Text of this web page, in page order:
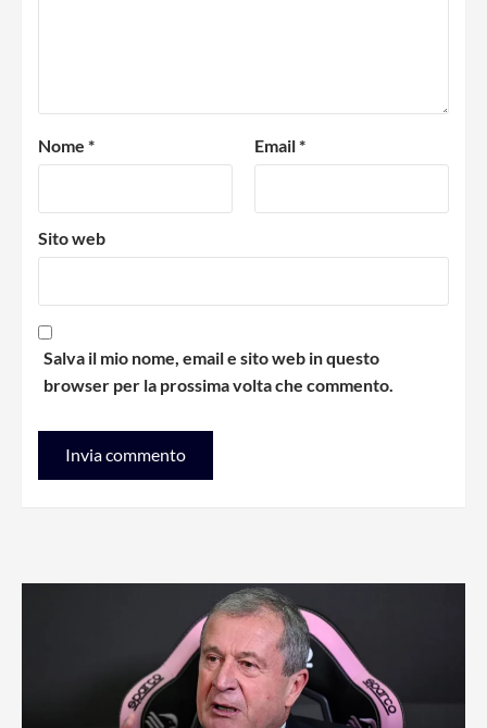
Nome * Email*
Sito web
Salva il mio nome, email e sito web in questo
browser per la prossima volta che commento.